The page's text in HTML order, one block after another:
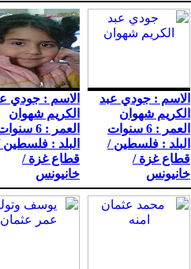
الاسم : جودي عبد
الكريم شهوان
العمر : 6 سنوات
البلد : فلسطين /
قطاع غزة /
خانيونس
الاسم : جودي
الكريم شهوان
العمر : 6 سنوات
البلد : فلسطين
قطاع غزة /
خانيونس